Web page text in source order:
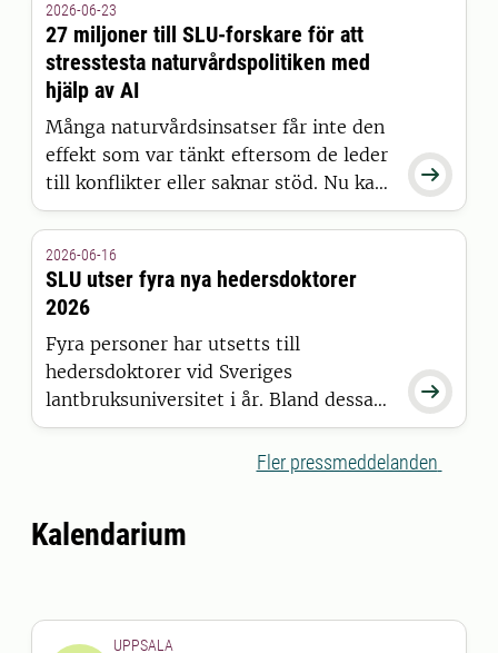
tilldelas forskare Ann Dolling och
förtjänstmedaljen i silver tilldelas
universitetslektor Maliheh Mehrshad.

2026-06-23
27 miljoner till SLU-forskare för att
stresstesta naturvårdspolitiken med
hjälp av AI
Många naturvårdsinsatser får inte den
effekt som var tänkt eftersom de leder
till konflikter eller saknar stöd. Nu kan
SLU-forskaren Guillaume Chapron tack
kronor utveckla en metod för att
stresstesta naturvårdspolitik innan den
används i verkligheten.

2026-06-16
SLU utser fyra nya hedersdoktorer
2026
Fyra personer har utsetts till
hedersdoktorer vid Sveriges
lantbruksuniversitet i år. Bland dessa
finns en stjärnkock, en renskötare samt
experter på familjeskogsbruk ochFler pressmeddelanden
Kalendarium
UPPSALA